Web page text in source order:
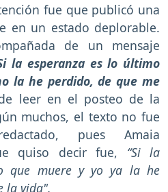
fue que publicó una
en un estado deplorable.
de un mensaje
la esperanza es lo último
la he perdido, de que me
leer en el posteo de la
muchos, el texto no fue
pues Amaia
quiso decir fue, “Si la
que muere y yo ya la he
la vida".